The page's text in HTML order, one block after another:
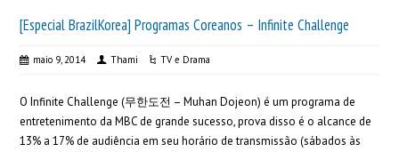
[Especial BrazilKorea] Programas Coreanos – Infinite Challenge
maio 9, 2014 Thami TV e Drama
O Infinite Challenge (무한도전 – Muhan Dojeon) é um programa de
entretenimento da MBC de grande sucesso, prova disso é o alcance de
13% a 17% de audiência em seu horário de transmissão (sábados às